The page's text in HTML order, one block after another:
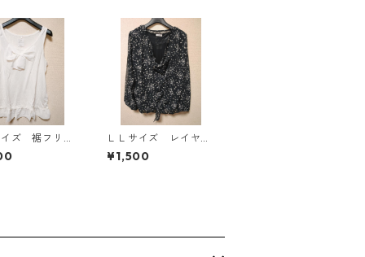
イズ 裾フリ
ン付きタンク
オフホワイ
ＬＬサイズ レイヤー
ド風 シフォンブラウ
ス ブラック KAE-4
¥1,500